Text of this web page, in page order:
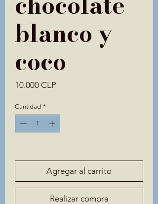
blanco y
coco
10.000 CLP
Cantidad *
Agregar al carrito
Realizar compra